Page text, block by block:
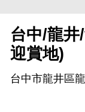
台中/龍
迎賞地)
台中市龍井區